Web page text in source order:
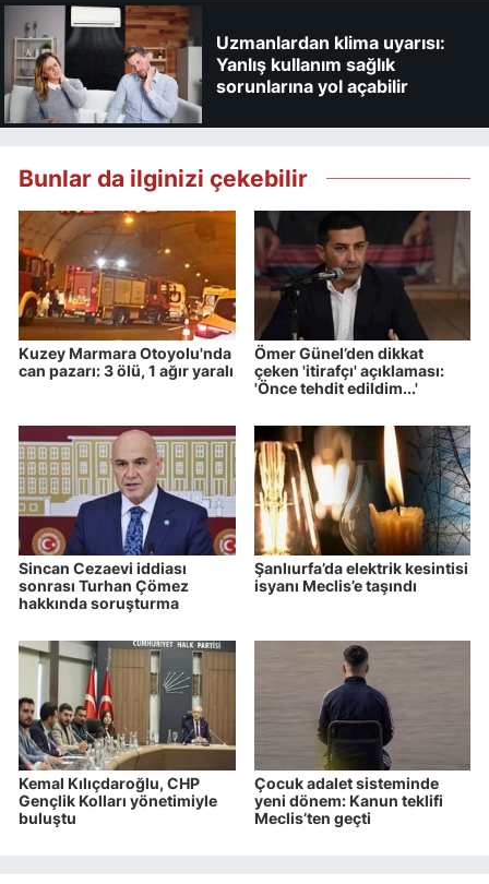
Uzmanlardan klima uyarısı:
Yanlış kullanım sağlık
sorunlarına yol açabilir
Bunlar da ilginizi çekebilir
Kuzey Marmara Otoyolu'nda
can pazarı: 3 ölü, 1 ağır yaralı
Ömer Günel’den dikkat
çeken 'itirafçı' açıklaması:
'Önce tehdit edildim...'
Sincan Cezaevi iddiası
sonrası Turhan Çömez
hakkında soruşturma
Şanlıurfa’da elektrik kesintisi
isyanı Meclis’e taşındı
Kemal Kılıçdaroğlu, CHP
Gençlik Kolları yönetimiyle
buluştu
Çocuk adalet sisteminde
yeni dönem: Kanun teklifi
Meclis’ten geçti